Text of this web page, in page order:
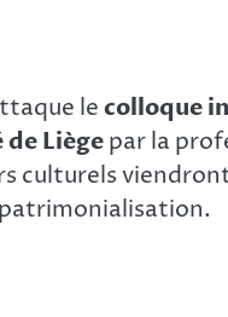
lecolloque
Liègepar la
culturels